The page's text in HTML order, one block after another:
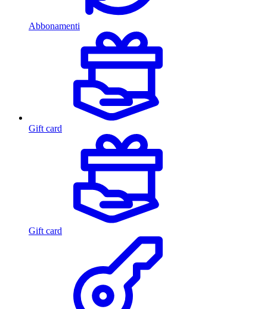
Abbonamenti
Gift card
Gift card